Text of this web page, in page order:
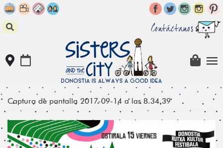
Skip
to
content
Contáctanos
Captura de pantalla 2017-09-14 a las 8.34.39